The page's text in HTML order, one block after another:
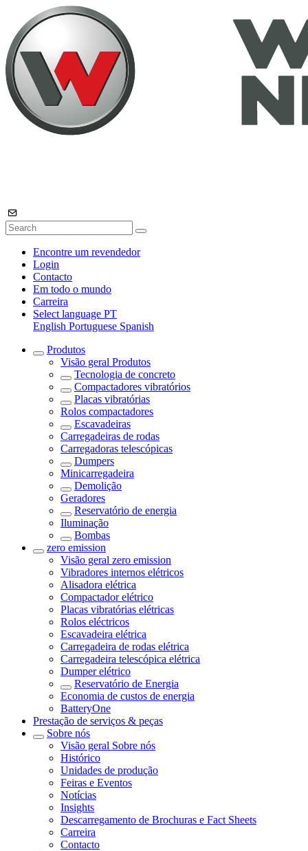
Encontre um revendedor
Login
Contacto
Em todo o mundo
Carreira
Select language PT
English Portuguese Spanish
Produtos
Visão geral Produtos
Tecnologia de concreto
Compactadores vibratórios
Placas vibratórias
Rolos compactadores
Escavadeiras
Carregadeiras de rodas
Carregadoras telescópicas
Dumpers
Minicarregadeira
Demolição
Geradores
Reservatório de energia
Iluminação
Bombas
zero emission
Visão geral zero emission
Vibradores internos elétricos
Alisadora elétrica
Compactador elétrico
Placas vibratórias elétricas
Rolos eléctricos
Escavadeira elétrica
Carregadeira de rodas elétrica
Carregadeira telescópica elétrica
Dumper elétrico
Reservatório de Energia
Economia de custos de energia
BatteryOne
Prestação de serviços & peças
Sobre nós
Visão geral Sobre nós
Histórico
Unidades de produção
Feiras e Eventos
Notícias
Insights
Descarregamento de Brochuras e Fact Sheets
Carreira
Contacto